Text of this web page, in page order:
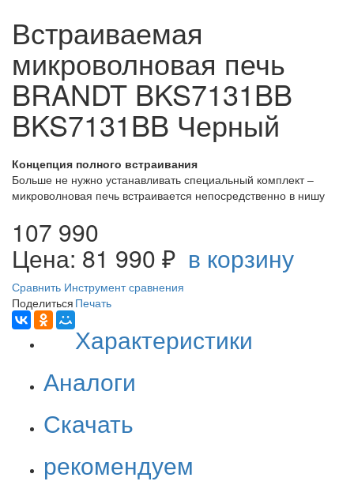
Встраиваемая
микроволновая печь
BRANDT BKS7131BB
BKS7131BB Черный
Концепция полного встраивания
Больше не нужно устанавливать специальный комплект –
микроволновая печь встраивается непосредственно в нишу
107 990
Цена: 81 990 ₽ в корзину
Сравнить Инструмент сравнения
Поделиться Печать
Характеристики
Аналоги
Скачать
рекомендуем